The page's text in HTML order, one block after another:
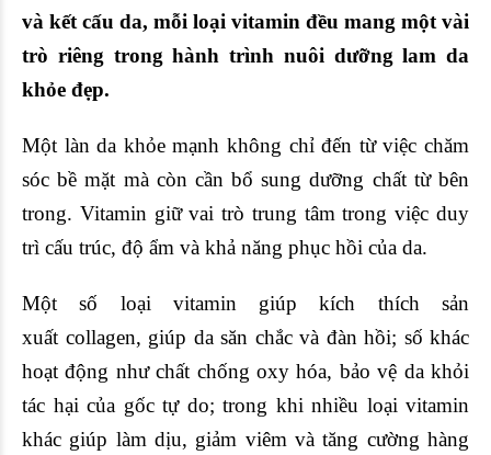
và kết cấu da, mỗi loại vitamin đều mang một vài
trò riêng trong hành trình nuôi dưỡng lam da
khỏe đẹp.
Một làn da khỏe mạnh không chỉ đến từ việc chăm
sóc bề mặt mà còn cần bổ sung dưỡng chất từ bên
trong. Vitamin giữ vai trò trung tâm trong việc duy
trì cấu trúc, độ ẩm và khả năng phục hồi của da.
Một số loại vitamin giúp kích thích sản
xuất collagen, giúp da săn chắc và đàn hồi; số khác
hoạt động như chất chống oxy hóa, bảo vệ da khỏi
tác hại của gốc tự do; trong khi nhiều loại vitamin
khác giúp làm dịu, giảm viêm và tăng cường hàng